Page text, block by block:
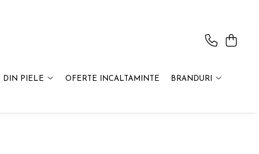
DIN PIELE OFERTE INCALTAMINTE BRANDURI